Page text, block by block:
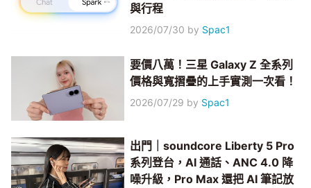
與行程
2026/07/30 by Spac1
要價八萬！三星 Galaxy Z 全系列
價格與寬摺疊的上手實測一次看！
2026/07/29 by Spac1
出門｜soundcore Liberty 5 Pro
系列登台，AI 通話、ANC 4.0 降
噪升級，Pro Max 還把 AI 筆記放